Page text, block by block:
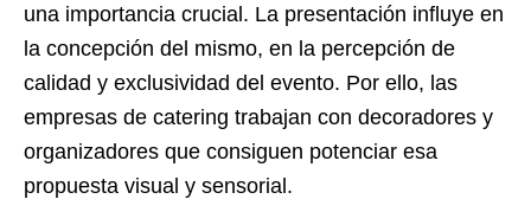
una importancia crucial. La presentación influye en
la concepción del mismo, en la percepción de
calidad y exclusividad del evento. Por ello, las
empresas de catering trabajan con decoradores y
organizadores que consiguen potenciar esa
propuesta visual y sensorial.